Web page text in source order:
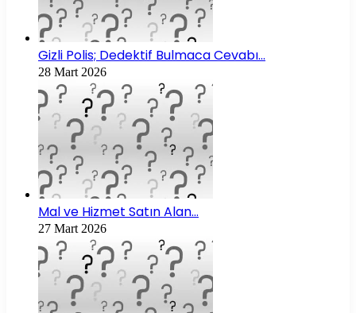
Gizli Polis; Dedektif Bulmaca Cevabı…
28 Mart 2026
Mal ve Hizmet Satın Alan…
27 Mart 2026